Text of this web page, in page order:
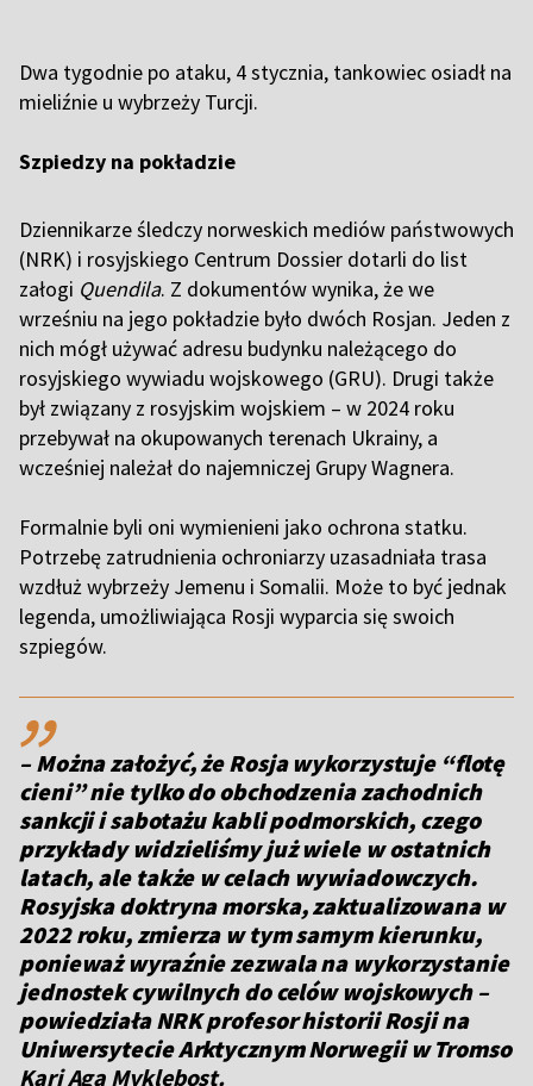
Dwa tygodnie po ataku, 4 stycznia, tankowiec osiadł na
mieliźnie u wybrzeży Turcji.
Szpiedzy na pokładzie
Dziennikarze śledczy norweskich mediów państwowych
(NRK) i rosyjskiego Centrum Dossier dotarli do list
załogi Quendila. Z dokumentów wynika, że we
wrześniu na jego pokładzie było dwóch Rosjan. Jeden z
nich mógł używać adresu budynku należącego do
rosyjskiego wywiadu wojskowego (GRU). Drugi także
był związany z rosyjskim wojskiem – w 2024 roku
przebywał na okupowanych terenach Ukrainy, a
wcześniej należał do najemniczej Grupy Wagnera.
Formalnie byli oni wymienieni jako ochrona statku.
Potrzebę zatrudnienia ochroniarzy uzasadniała trasa
wzdłuż wybrzeży Jemenu i Somalii. Może to być jednak
legenda, umożliwiająca Rosji wyparcia się swoich
szpiegów.
,,
– Można założyć, że Rosja wykorzystuje “flotę
cieni” nie tylko do obchodzenia zachodnich
sankcji i sabotażu kabli podmorskich, czego
przykłady widzieliśmy już wiele w ostatnich
latach, ale także w celach wywiadowczych.
Rosyjska doktryna morska, zaktualizowana w
2022 roku, zmierza w tym samym kierunku,
ponieważ wyraźnie zezwala na wykorzystanie
jednostek cywilnych do celów wojskowych–
powiedziała NRK profesor historii Rosji na
Uniwersytecie Arktycznym Norwegii w Tromso
Kari Aga Myklebost.